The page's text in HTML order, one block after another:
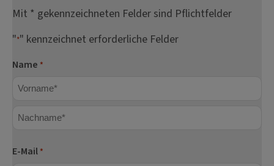
Mit * gekennzeichneten Felder sind Pflichtfelder
"*" kennzeichnet erforderliche Felder
Name *
E-Mail *